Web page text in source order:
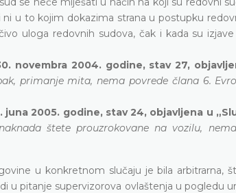
u to kojim dokazima strana u postupku
uloga redovnih sudova, čak i kada su
novembra 2004. godine, stav 27,
primanje mita, nema povrede člana 6.
2005. godine, stav 24, objavljena u
štete prouzrokovane na vozilu,
u konkretnom slučaju je bila arbitrarna,
u pitanje supervizorova ovlaštenja u pogledu